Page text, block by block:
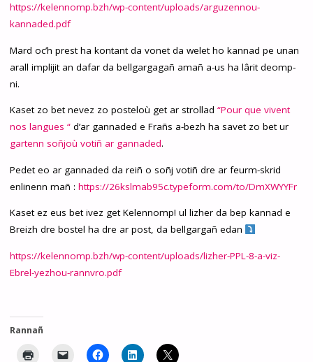
https://kelennomp.bzh/wp-content/uploads/arguzennou-
kannaded.pdf
Mard oc’h prest ha kontant da vonet da welet ho kannad pe unan
arall implijit an dafar da bellgargagañ amañ a-us ha lârit deomp-
ni.
Kaset zo bet nevez zo posteloù get ar strollad “Pour que vivent
nos langues “d’ar gannaded e Frañs a-bezh ha savet zo bet ur
gartenn soñjoù votiñ ar gannaded.
Pedet eo ar gannaded da reiñ o soñj votiñ dre ar feurm-skrid
enlinenn mañ : https://26kslmab95c.typeform.com/to/DmXWYYFr
Kaset ez eus bet ivez get Kelennomp! ul lizher da bep kannad e
Breizh dre bostel ha dre ar post, da bellgargañ edan
https://kelennomp.bzh/wp-content/uploads/lizher-PPL-8-a-viz-
Ebrel-yezhou-rannvro.pdf
Rannañ